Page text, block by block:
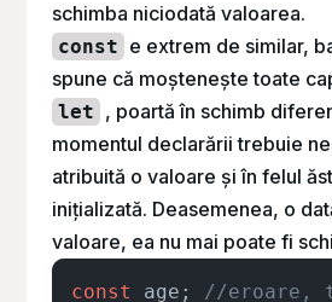
schimba niciodată valoarea.
const e extrem de similar,
spune că moștenește toate
let , poartă în schimb
momentul declarării trebuie
atribuită o valoare și în felul
inițializată. Deasemenea, o
valoare, ea nu mai poate fi
const age; //eroare,